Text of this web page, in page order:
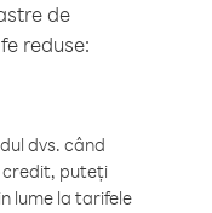
de
reduse:
dvs. când
credit, puteți
lume la tarifele